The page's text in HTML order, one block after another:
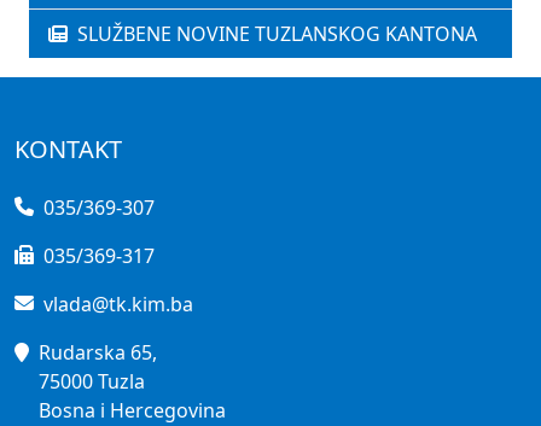
SLUŽBENE NOVINE TUZLANSKOG KANTONA
KONTAKT
035/369-307
035/369-317
vlada@tk.kim.ba
Rudarska 65,
75000 Tuzla
Bosna i Hercegovina